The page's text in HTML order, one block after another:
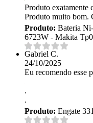
Produto exatamente
Produto muito bom.
Produto: Bateria
6723W - Makita
Gabriel C.
24/10/2025
Eu recomendo esse
.
.
Produto: Engate